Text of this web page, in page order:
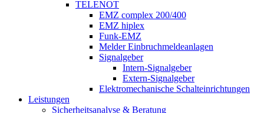
TELENOT
EMZ complex 200/400
EMZ hiplex
Funk-EMZ
Melder Einbruchmeldeanlagen
Signalgeber
Intern-Signalgeber
Extern-Signalgeber
Elektromechanische Schalteinrichtungen
Leistungen
Sicherheitsanalyse & Beratung